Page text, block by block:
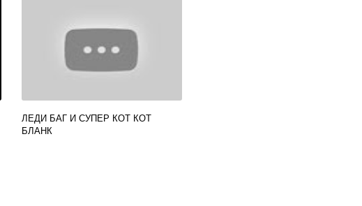
ЛЕДИ БАГ И СУПЕР КОТ КОТ
БЛАНК